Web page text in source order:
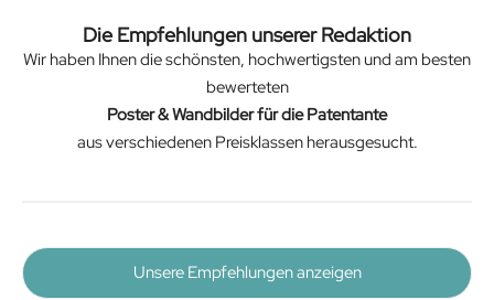
Die Empfehlungen unserer Redaktion
Wir haben Ihnen die schönsten, hochwertigsten und am besten
bewerteten
Poster & Wandbilder für die Patentante
aus verschiedenen Preisklassen herausgesucht.
Unsere Empfehlungen anzeigen